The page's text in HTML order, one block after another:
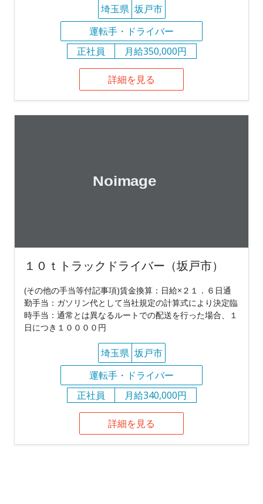
埼玉県 坂戸市
運転手・ドライバー
正社員
月給350,000円
詳細を見る
１０ｔトラックドライバー（坂戸市）
(その他の手当等付記事項)賃金換算：日給×２１．６日通
勤手当：ガソリン代として当社規定の計算式により決定臨
時手当：通常とは異なるルートでの配送を行った場合、１
日につき１００００円
埼玉県 坂戸市
運転手・ドライバー
正社員
月給340,000円
詳細を見る